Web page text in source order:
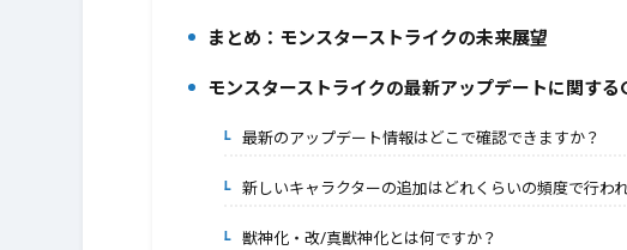
まとめ：モンスターストライクの未来展望
モンスターストライクの最新アップデートに関する
5-1.最新のアップデート情報はどこで確認できますか？
5-2.新しいキャラクターの追加はどれくらいの頻度で行わ
5-3.獣神化・改/真獣神化とは何ですか？